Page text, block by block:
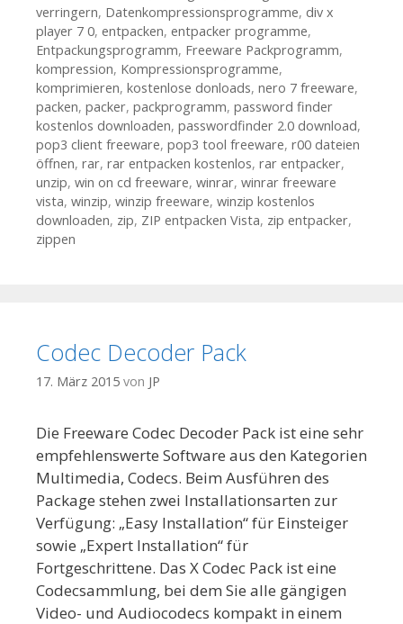
verringern, Datenkompressionsprogramme, div x
player 7 0, entpacken, entpacker programme,
Entpackungsprogramm, Freeware Packprogramm,
kompression, Kompressionsprogramme,
komprimieren, kostenlose donloads, nero 7 freeware,
packen, packer, packprogramm, password finder
kostenlos downloaden, passwordfinder 2.0 download,
pop3 client freeware, pop3 tool freeware, r00 dateien
öffnen, rar, rar entpacken kostenlos, rar entpacker,
unzip, win on cd freeware, winrar, winrar freeware
vista, winzip, winzip freeware, winzip kostenlos
downloaden, zip, ZIP entpacken Vista, zip entpacker,
zippen
Codec Decoder Pack
17. März 2015 von JP
Die Freeware Codec Decoder Pack ist eine sehr
empfehlenswerte Software aus den Kategorien
Multimedia, Codecs. Beim Ausführen des
Package stehen zwei Installationsarten zur
Verfügung: „Easy Installation“ für Einsteiger
sowie „Expert Installation“ für
Fortgeschrittene. Das X Codec Pack ist eine
Codecsammlung, bei dem Sie alle gängigen
Video- und Audiocodecs kompakt in einem